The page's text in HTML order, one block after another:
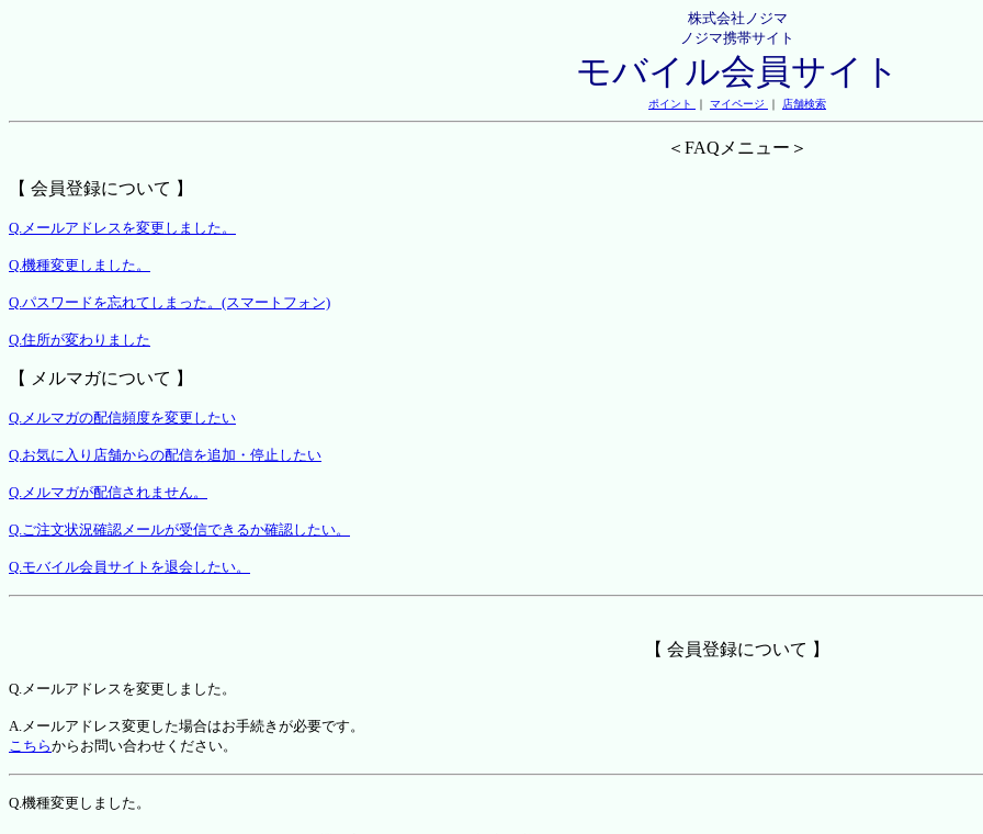
株式会社ノジマ
ノジマ携帯サイト
モバイル会員サイト
ポイント ｜ マイページ ｜ 店舗検索
＜FAQメニュー＞
【 会員登録について 】
Q.メールアドレスを変更しました。
Q.機種変更しました。
Q.パスワードを忘れてしまった。(スマートフォン)
Q.住所が変わりました
【 メルマガについて 】
Q.メルマガの配信頻度を変更したい
Q.お気に入り店舗からの配信を追加・停止したい
Q.メルマガが配信されません。
Q.ご注文状況確認メールが受信できるか確認したい。
Q.モバイル会員サイトを退会したい。
【 会員登録について 】
Q.メールアドレスを変更しました。
A.メールアドレス変更した場合はお手続きが必要です。
こちらからお問い合わせください。
Q.機種変更しました。